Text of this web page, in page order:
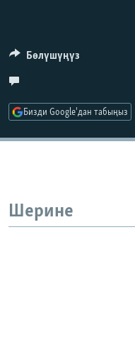
Бөлүшүңүз
Бизди Google'дан табыңыз
Шерине